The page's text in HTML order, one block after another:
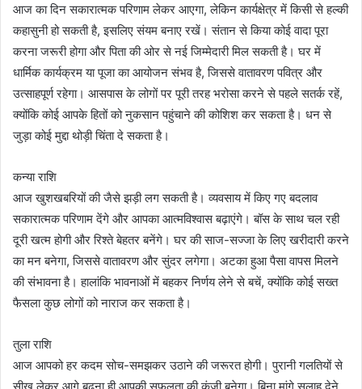
आज का दिन सकारात्मक परिणाम लेकर आएगा, लेकिन कार्यक्षेत्र में किसी से हल्की
कहासुनी हो सकती है, इसलिए संयम बनाए रखें। संतान से किया कोई वादा पूरा
करना जरूरी होगा और पिता की ओर से नई जिम्मेदारी मिल सकती है। घर में
धार्मिक कार्यक्रम या पूजा का आयोजन संभव है, जिससे वातावरण पवित्र और
उत्साहपूर्ण रहेगा। आसपास के लोगों पर पूरी तरह भरोसा करने से पहले सतर्क रहें,
क्योंकि कोई आपके हितों को नुकसान पहुंचाने की कोशिश कर सकता है। धन से
जुड़ा कोई मुद्दा थोड़ी चिंता दे सकता है।
कन्या राशि
आज खुशखबरियों की जैसे झड़ी लग सकती है। व्यवसाय में किए गए बदलाव
सकारात्मक परिणाम देंगे और आपका आत्मविश्वास बढ़ाएंगे। बॉस के साथ चल रही
दूरी खत्म होगी और रिश्ते बेहतर बनेंगे। घर की साज-सज्जा के लिए खरीदारी करने
का मन बनेगा, जिससे वातावरण और सुंदर लगेगा। अटका हुआ पैसा वापस मिलने
की संभावना है। हालांकि भावनाओं में बहकर निर्णय लेने से बचें, क्योंकि कोई सख्त
फैसला कुछ लोगों को नाराज कर सकता है।
तुला राशि
आज आपको हर कदम सोच-समझकर उठाने की जरूरत होगी। पुरानी गलतियों से
सीख लेकर आगे बढ़ना ही आपकी सफलता की कुंजी बनेगा। बिना मांगे सलाह देने